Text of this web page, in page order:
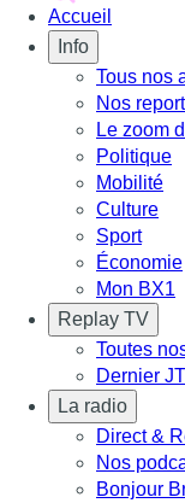
Accueil
Info
Tous nos
Nos
Le zoom
Politique
Mobilité
Culture
Sport
Économie
Mon BX1
Replay TV
Toutes
Dernier JT
La radio
Direct &
Nos
Bonjour